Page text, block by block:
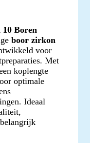
Boren
boor zirkon
voor
Met
koplengte
optimale
Ideaal